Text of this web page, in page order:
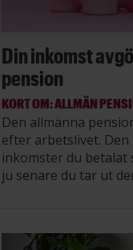
Din inkomst
pension
KORT OM: ALLMÄN
Den allmänna
efter arbetslivet.
inkomster du
ju senare du tar ut